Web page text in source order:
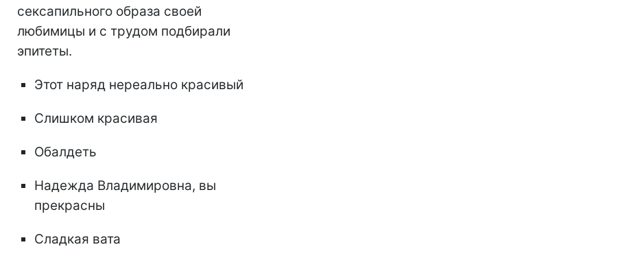
сексапильного образа своей
любимицы и с трудом подбирали
эпитеты.
Этот наряд нереально красивый
Слишком красивая
Обалдеть
Надежда Владимировна, вы
прекрасны
Сладкая вата